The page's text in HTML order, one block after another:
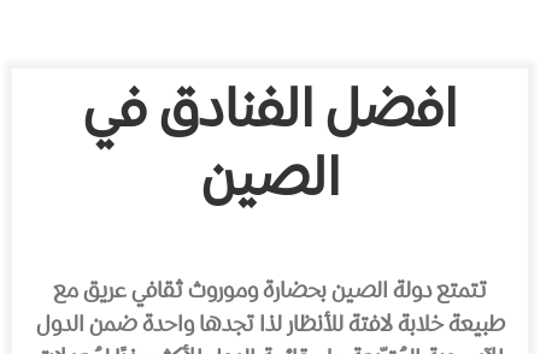
افضل الفنادق في
الصين
تتمتع دولة الصين بحضارة وموروث ثقافي عريق مع
طبيعة خلابة لافتة للأنظار لذا تجدها واحدة ضمن الدول